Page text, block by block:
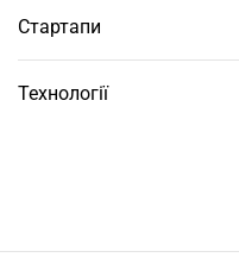
Стартапи
Технології